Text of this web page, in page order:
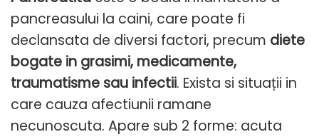
pancreasului la caini, care poate fi
declansata de diversi factori, precum diete
bogate in grasimi, medicamente,
traumatisme sau infectii. Exista si situații in
care cauza afectiunii ramane
necunoscuta. Apare sub 2 forme: acuta